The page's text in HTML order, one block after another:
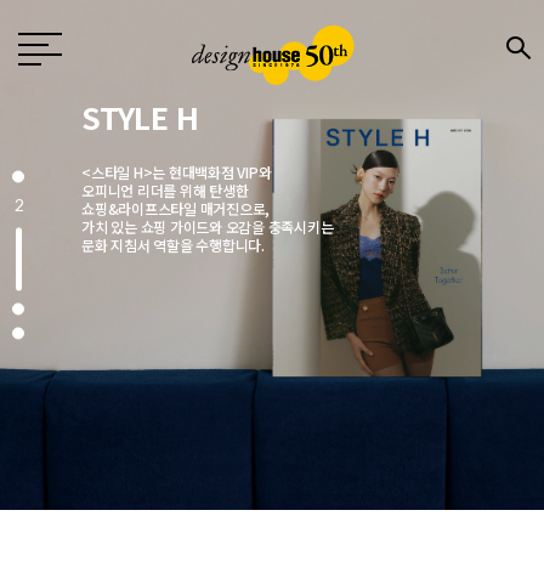
Design
월간 〈디자인〉은 1976년 창간한
국내 유일의 디자인 전문지로
전문 디자이너와 기업,
크리에이터에게 영감을 주는 매거진입니다.
매월 디자인, 문화, 예술, 건축 분야에서
주목해야 할 이슈를 엄선해